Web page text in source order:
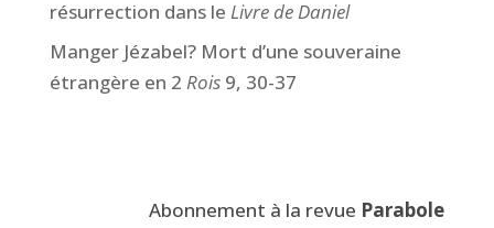
résurrection dans le Livre de Daniel
Manger Jézabel? Mort d’une souveraine
étrangère en 2 Rois9, 30-37
Abonnement à la revue Parabole